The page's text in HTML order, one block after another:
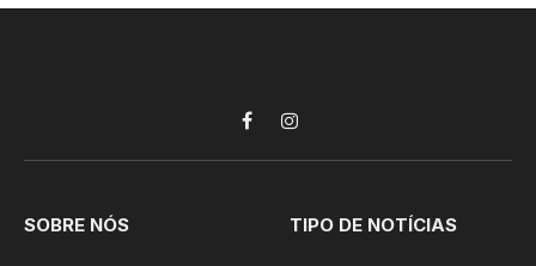
FacebookInstagram
SOBRE NÓS TIPO DE NOTÍCIAS